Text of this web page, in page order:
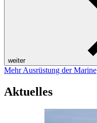
weiter
Mehr Ausrüstung der Marine
Aktuelles